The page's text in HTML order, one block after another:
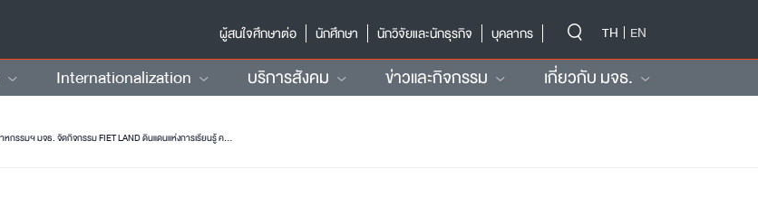
ผู้สนใจศึกษาต่อ
นักศึกษา นักวิจัยและนักธุรกิจ บุคลากร TH EN
Internationalization บริการสังคม ข่าวและกิจกรรม เกี่ยวกับ มจธ.
คณะครุศาสตร์อุตสาหกรรมฯ ร่วมกับ สโมสรนักศึกษาคณะครุศาสตร์อุตสาหกรรมฯ มจธ. จัดกิจกรรม FIET LAND ดินแดนแห่งการเรียนรู้ ครั้งที่ 1.5 และกิจกรรม FIET FESTIVAL ประจำปีการศึกษา 2568 ภายใต้งาน KMUTT Open House 2025